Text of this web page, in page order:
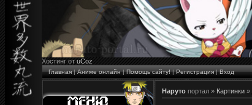
Хостинг от uCoz
Главная|Аниме онлайн|Помощь сайту!|Регистрация|Вход
Наруто портал » Картинки »